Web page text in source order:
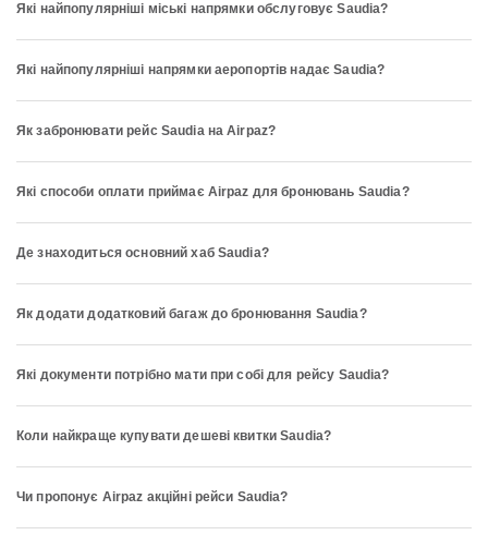
Які найпопулярніші міські напрямки обслуговує Saudia?
Які найпопулярніші напрямки аеропортів надає Saudia?
Як забронювати рейс Saudia на Airpaz?
Які способи оплати приймає Airpaz для бронювань Saudia?
Де знаходиться основний хаб Saudia?
Як додати додатковий багаж до бронювання Saudia?
Які документи потрібно мати при собі для рейсу Saudia?
Коли найкраще купувати дешеві квитки Saudia?
Чи пропонує Airpaz акційні рейси Saudia?